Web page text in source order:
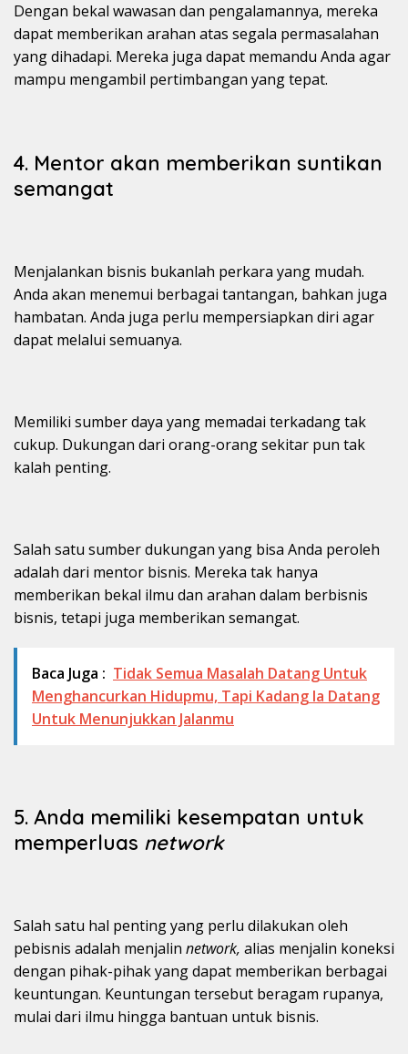
Dengan bekal wawasan dan pengalamannya, mereka
dapat memberikan arahan atas segala permasalahan
yang dihadapi. Mereka juga dapat memandu Anda agar
mampu mengambil pertimbangan yang tepat.
4. Mentor akan memberikan suntikan
semangat
Menjalankan bisnis bukanlah perkara yang mudah.
Anda akan menemui berbagai tantangan, bahkan juga
hambatan. Anda juga perlu mempersiapkan diri agar
dapat melalui semuanya.
Memiliki sumber daya yang memadai terkadang tak
cukup. Dukungan dari orang-orang sekitar pun tak
kalah penting.
Salah satu sumber dukungan yang bisa Anda peroleh
adalah dari mentor bisnis. Mereka tak hanya
memberikan bekal ilmu dan arahan dalam berbisnis
bisnis, tetapi juga memberikan semangat.
Baca Juga : Tidak Semua Masalah Datang Untuk
Menghancurkan Hidupmu, Tapi Kadang Ia Datang
Untuk Menunjukkan Jalanmu
5. Anda memiliki kesempatan untuk
memperluas network
Salah satu hal penting yang perlu dilakukan oleh
pebisnis adalah menjalin network, alias menjalin koneksi
dengan pihak-pihak yang dapat memberikan berbagai
keuntungan. Keuntungan tersebut beragam rupanya,
mulai dari ilmu hingga bantuan untuk bisnis.